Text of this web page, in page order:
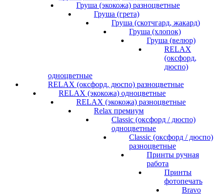
Груша (экокожа) разноцветные
Груша (грета)
Груша (скотчгард, жакард)
Груша (хлопок)
Груша (велюр)
RELAX
(оксфорд,
дюспо)
одноцветные
RELAX (оксфорд, дюспо) разноцветные
RELAX (экокожа) одноцветные
RELAX (экокожа) разноцветные
Relax премиум
Classic (оксфорд / дюспо)
одноцветные
Classic (оксфорд / дюспо)
разноцветные
Принты ручная
работа
Принты
фотопечать
Bravo